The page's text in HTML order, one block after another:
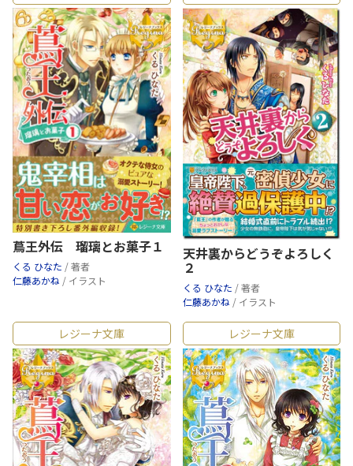
蔦王外伝 瑠璃とお菓子１
くる ひなた / 著者
仁藤あかね / イラスト
天井裏からどうぞよろしく
２
くる ひなた / 著者
仁藤あかね / イラスト
レジーナ文庫 レジーナ文庫